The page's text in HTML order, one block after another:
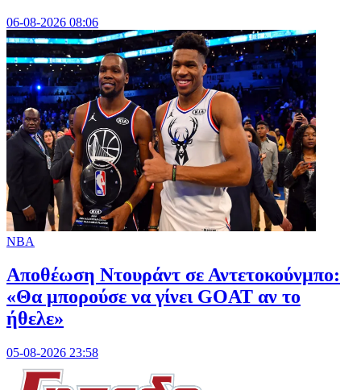
06-08-2026 08:06
NBA
Αποθέωση Ντουράντ σε Αντετοκούνμπο:
«Θα μπορούσε να γίνει GOAT αν το
ήθελε»
05-08-2026 23:58